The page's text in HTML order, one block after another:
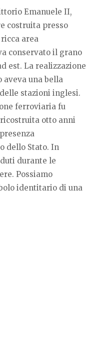
Emanuele II,
costruita presso
area
conservato il grano
est. La realizzazione
una bella
stazioni inglesi.
ferroviaria fu
otto anni
dello Stato. In
durante le
Possiamo
identitario di una